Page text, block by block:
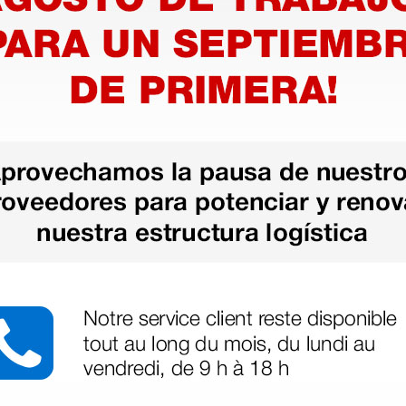
-
Pinza quirúrgica, 1 × 2
(Precio sin IVA)
1 ud.
más opciones
Pinza
5,52 €
(Precio sin